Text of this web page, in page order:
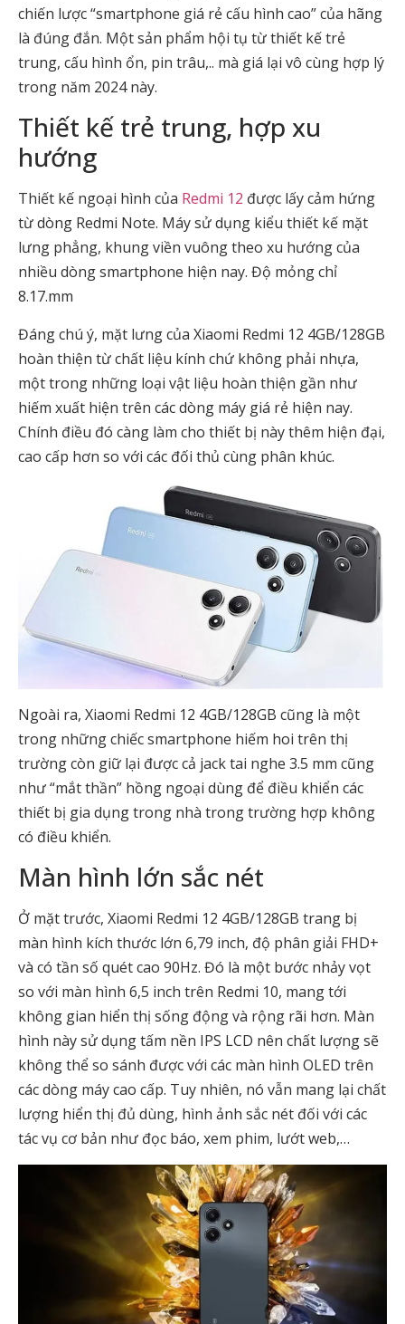
chiến lược “smartphone giá rẻ cấu hình cao” của hãng
là đúng đắn. Một sản phẩm hội tụ từ thiết kế trẻ
trung, cấu hình ổn, pin trâu,.. mà giá lại vô cùng hợp lý
trong năm 2024 này.
Thiết kế trẻ trung, hợp xu
hướng
Thiết kế ngoại hình của Redmi 12 được lấy cảm hứng
từ dòng Redmi Note. Máy sử dụng kiểu thiết kế mặt
lưng phẳng, khung viền vuông theo xu hướng của
nhiều dòng smartphone hiện nay. Độ mỏng chỉ
8.17.mm
Đáng chú ý, mặt lưng của Xiaomi Redmi 12 4GB/128GB
hoàn thiện từ chất liệu kính chứ không phải nhựa,
một trong những loại vật liệu hoàn thiện gần như
hiếm xuất hiện trên các dòng máy giá rẻ hiện nay.
Chính điều đó càng làm cho thiết bị này thêm hiện đại,
cao cấp hơn so với các đối thủ cùng phân khúc.
Ngoài ra, Xiaomi Redmi 12 4GB/128GB cũng là một
trong những chiếc smartphone hiếm hoi trên thị
trường còn giữ lại được cả jack tai nghe 3.5 mm cũng
như “mắt thần” hồng ngoại dùng để điều khiển các
thiết bị gia dụng trong nhà trong trường hợp không
có điều khiển.
Màn hình lớn sắc nét
Ở mặt trước, Xiaomi Redmi 12 4GB/128GB trang bị
màn hình kích thước lớn 6,79 inch, độ phân giải FHD+
và có tần số quét cao 90Hz. Đó là một bước nhảy vọt
so với màn hình 6,5 inch trên Redmi 10, mang tới
không gian hiển thị sống động và rộng rãi hơn. Màn
hình này sử dụng tấm nền IPS LCD nên chất lượng sẽ
không thể so sánh được với các màn hình OLED trên
các dòng máy cao cấp. Tuy nhiên, nó vẫn mang lại chất
lượng hiển thị đủ dùng, hình ảnh sắc nét đối với các
tác vụ cơ bản như đọc báo, xem phim, lướt web,…